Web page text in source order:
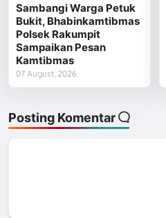
Sambangi Warga Petuk
Bukit, Bhabinkamtibmas
Polsek Rakumpit
Sampaikan Pesan
Kamtibmas
07 August, 2026
Posting Komentar